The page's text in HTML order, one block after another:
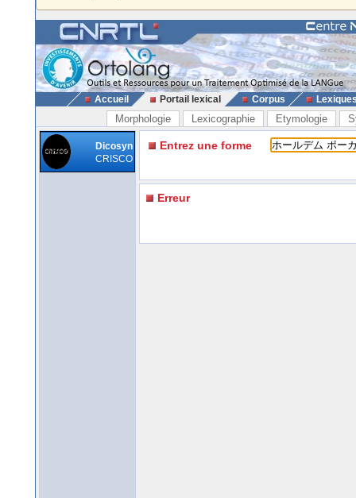
Accueil Portail lexical Corpus
Morphologie Lexicographie Etymologie
Dicosyn
CRISCO
Entrez une forme
Erreur